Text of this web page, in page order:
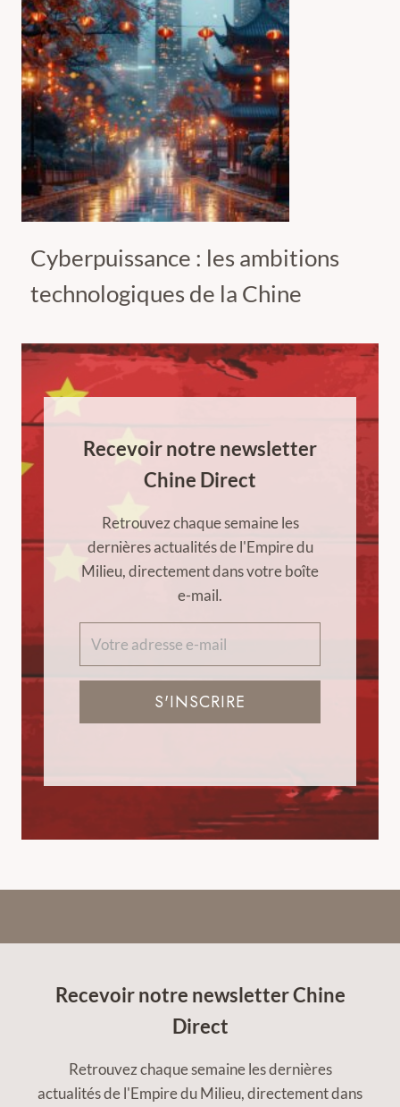
Cyberpuissance : les ambitions
technologiques de la Chine
Recevoir notre newsletter
Chine Direct
Retrouvez chaque semaine les
dernières actualités de l'Empire du
Milieu, directement dans votre boîte
e-mail.
S'INSCRIRE
Recevoir notre newsletter Chine
Direct
Retrouvez chaque semaine les dernières
actualités de l'Empire du Milieu, directement dans